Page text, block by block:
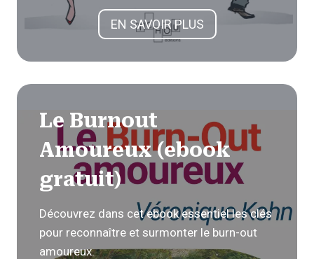
EN SAVOIR PLUS
Le Burnout
Amoureux (ebook
gratuit)
Découvrez dans cet ebook essentiel les clés
pour reconnaître et surmonter le burn-out
amoureux.